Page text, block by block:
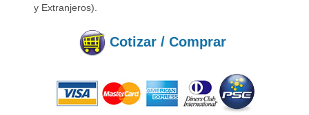
y Extranjeros).
Cotizar / Comprar